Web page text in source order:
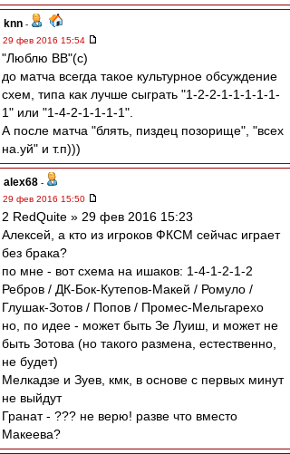
knn -
29 фев 2016 15:54
"Люблю ВВ"(с)
до матча всегда такое культурное обсуждение
схем, типа как лучше сыграть "1-2-2-1-1-1-1-1-
1" или "1-4-2-1-1-1-1".
А после матча "блять, пиздец позорище", "всех
на.уй" и т.п)))
alex68 -
29 фев 2016 15:50
2 RedQuite » 29 фев 2016 15:23
Алексей, а кто из игроков ФКСМ сейчас играет
без брака?
по мне - вот схема на ишаков: 1-4-1-2-1-2
Ребров / ДК-Бок-Кутепов-Макей / Ромуло /
Глушак-Зотов / Попов / Промес-Мельгарехо
но, по идее - может быть Зе Луиш, и может не
быть Зотова (но такого размена, естественно,
не будет)
Мелкадзе и Зуев, кмк, в основе с первых минут
не выйдут
Гранат - ??? не верю! разве что вместо
Макеева?